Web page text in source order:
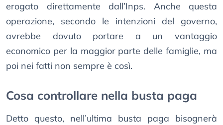
erogato direttamente dall’Inps. Anche questa
operazione, secondo le intenzioni del governo,
avrebbe dovuto portare a un vantaggio
economico per la maggior parte delle famiglie, ma
poi nei fatti non sempre è così.
Cosa controllare nella busta paga
Detto questo, nell’ultima busta paga bisognerà